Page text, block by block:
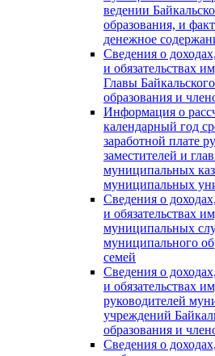
ведении
образования, и
денежное
Сведения о
и обязательствах
Главы
образования и
Информация о
календарный год
заработной плате
заместителей и
муниципальных
муниципальных
Сведения о
и обязательствах
муниципальных
муниципального
семей
Сведения о
и обязательствах
руководителей
учреждений
образования и
Сведения о